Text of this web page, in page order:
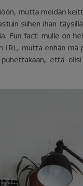
mutta meidän
siihen ihan
Fun fact: mulle on
IRL, mutta enhän
että